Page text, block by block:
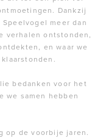
Dankzij
meer dan
verhalen ontstonden,
en waar we
bedanken voor het
we samen hebben
op de voorbije jaren.